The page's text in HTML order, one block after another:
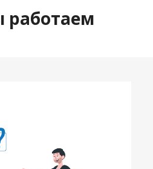
работаем